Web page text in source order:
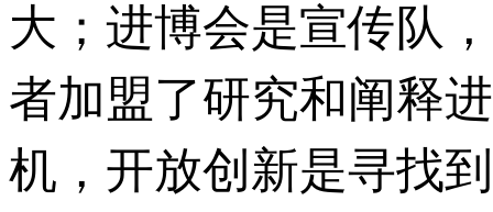
大；进博会是宣传队
者加盟了研究和阐释
机，开放创新是寻找